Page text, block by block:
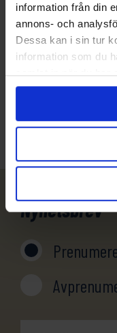
information från din
annons- och
Dessa kan i sin tur
information som du
samlat in när du har
Har du
produkt? Ring oss!
Nyhetsbrev